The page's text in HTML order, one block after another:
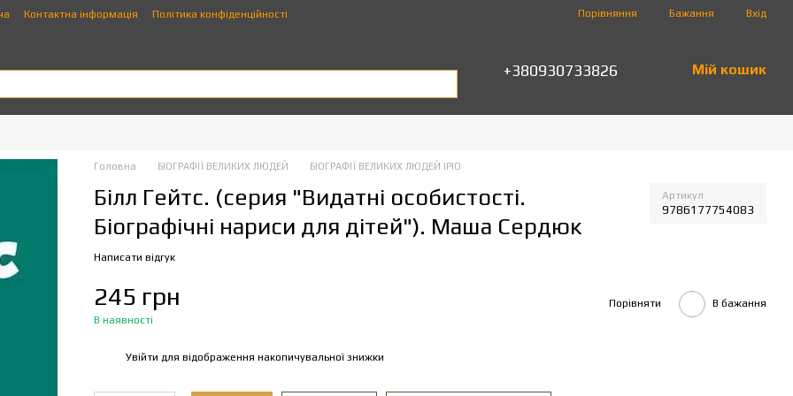
Контактна інформація Політика конфіденційності Порівняння Бажання Вхід
+380930733826 Мій кошик
Головна БІОГРАФІЇ ВЕЛИКИХ ЛЮДЕЙ БІОГРАФІЇ ВЕЛИКИХ ЛЮДЕЙ IPIO
Білл Гейтс. (серия "Видатні особистості.
Біографічні нариси для дітей"). Маша Сердюк
Артикул
9786177754083
Написати відгук
245 грн
В наявності
Порівняти В бажання
Увійти для відображення накопичувальної знижки